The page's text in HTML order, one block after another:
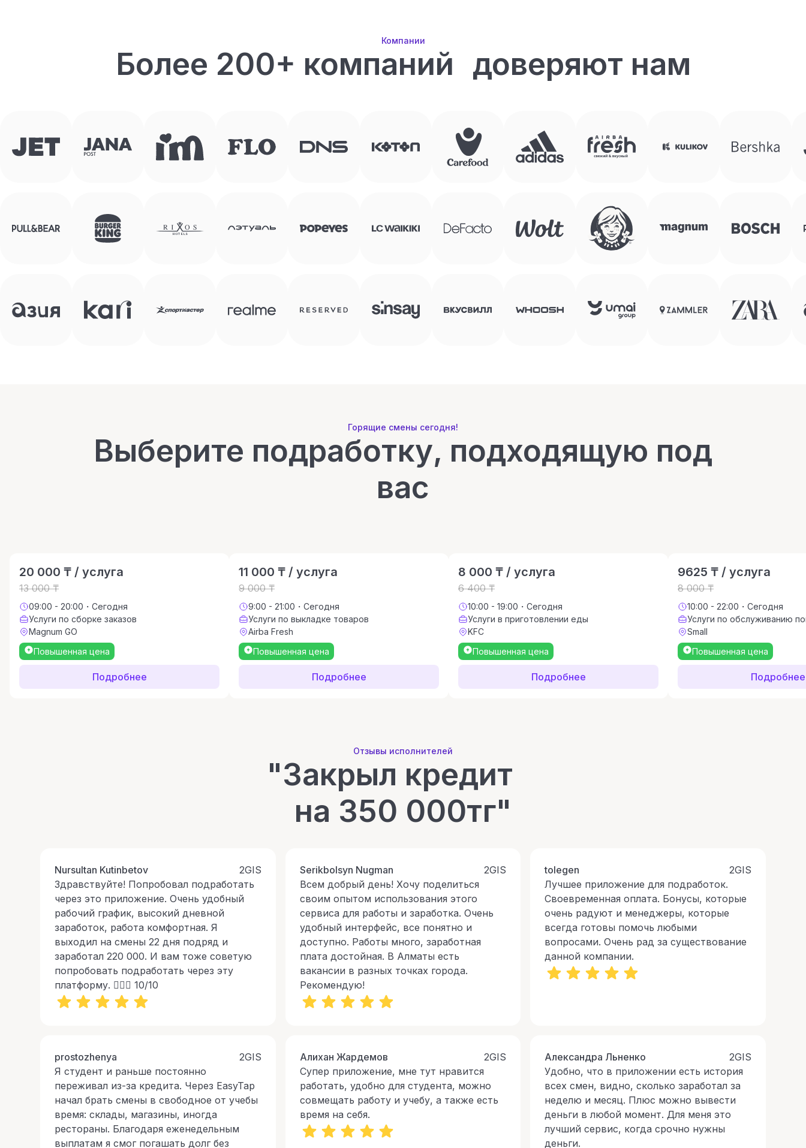
Компании
Более 200+ компаний доверяют нам
Горящие смены сегодня!
Выберите подработку, подходящую под
вас
20 000 ₸ / услуга
13 000 ₸
09:00 - 20:00・Сегодня
Услуги по сборке заказов
Magnum GO
Повышенная цена
Подробнее
11 000 ₸ / услуга
9 000 ₸
9:00 - 21:00・Сегодня
Услуги по выкладке товаров
Airba Fresh
Повышенная цена
Подробнее
8 000 ₸ / услуга
6 400 ₸
10:00 - 19:00・Сегодня
Услуги в приготовлении еды
KFC
Повышенная цена
Подробнее
9625 ₸ / услуга
8 000 ₸
10:00 - 22:00・Сегодня
Услуги по обслуживанию
Small
Повышенная цена
Подробнее
Отзывы исполнителей
"Закрыл кредит
на 350 000тг"
Nursultan Kutinbetov
2GIS
Здравствуйте! Попробовал подработать
через это приложение. Очень удобный
рабочий график, высокий дневной
заработок, работа комфортная. Я
выходил на смены 22 дня подряд и
заработал 220 000. И вам тоже советую
попробовать подработать через эту
платформу. 👍🏻👏 10/10
Serikbolsyn Nugman
2GIS
Всем добрый день! Хочу поделиться
своим опытом использования этого
сервиса для работы и заработка. Очень
удобный интерфейс, все понятно и
доступно. Работы много, заработная
плата достойная. В Алматы есть
вакансии в разных точках города.
Рекомендую!
tolegen
2GIS
Лучшее приложение для подработок.
Своевременная оплата. Бонусы, которые
очень радуют и менеджеры, которые
всегда готовы помочь любыми
вопросами. Очень рад за существование
данной компании.
prostozhenya
2GIS
Я студент и раньше постоянно
переживал из-за кредита. Через EasyTap
начал брать смены в свободное от учебы
время: склады, магазины, иногда
рестораны. Благодаря еженедельным
выплатам я смог погашать долг без
Алихан Жардемов
2GIS
Супер приложение, мне тут нравится
работать, удобно для студента, можно
совмещать работу и учебу, а также есть
время на себя.
Александра Льненко
2GIS
Удобно, что в приложении есть история
всех смен, видно, сколько заработал за
неделю и месяц. Плюс можно вывести
деньги в любой момент. Для меня это
лучший сервис, когда срочно нужны
деньги.